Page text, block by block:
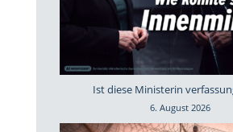
Ist diese Ministerin
6. August 2026